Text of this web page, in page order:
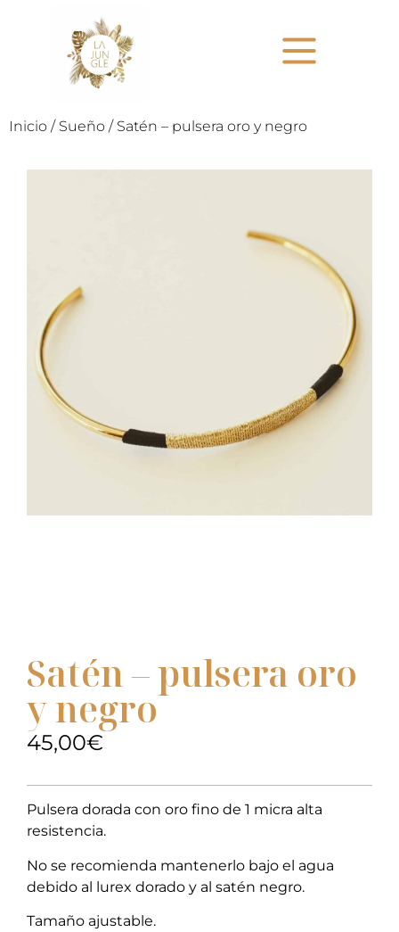
Inicio / Sueño / Satén – pulsera oro y negro
Satén – pulsera oro
y negro
45,00€
Pulsera dorada con oro fino de 1 micra alta
resistencia.
No se recomienda mantenerlo bajo el agua
debido al lurex dorado y al satén negro.
Tamaño ajustable.